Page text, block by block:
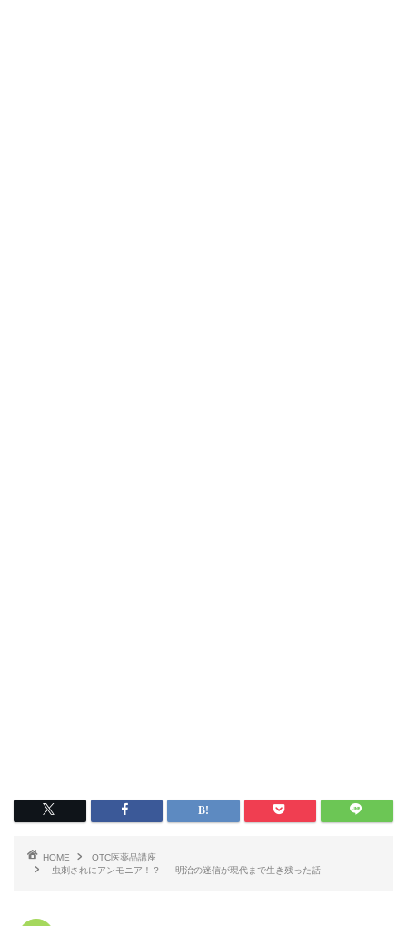
HOME
OTC医薬品講座
虫刺されにアンモニア！？ ― 明治の迷信が現代まで生き残った話 ―